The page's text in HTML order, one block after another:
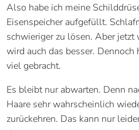
Also habe ich meine
Eisenspeicher aufgefüllt.
schwieriger zu lösen. Aber
wird auch das besser.
viel gebracht.
Es bleibt nur abwarten. Denn
Haare sehr wahrscheinlich
zurückehren. Das kann nur